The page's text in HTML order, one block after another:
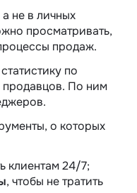
не в личных
просматривать,
продаж.
по
продавцов. По ним
о которых
клиентам 24/7;
, чтобы не тратить